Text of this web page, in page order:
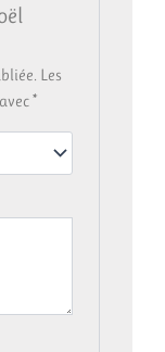
Les
*